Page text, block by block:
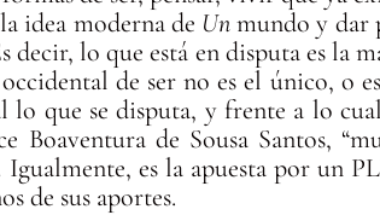
idea moderna de Unmundo y dar
lo que está en disputa es la
de ser no es el único, o
que se disputa, y frente a lo
Boaventura de Sousa Santos,
es la apuesta por un
de sus aportes.